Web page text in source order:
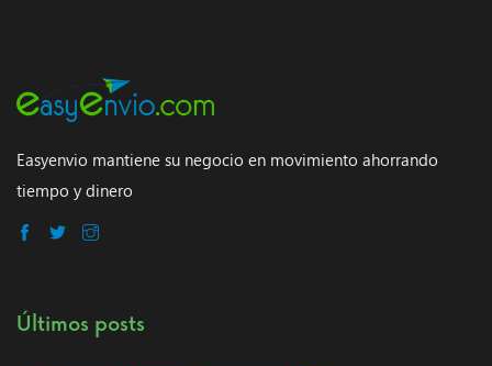
Easyenvio mantiene su negocio en movimiento ahorrando
tiempo y dinero
Últimos posts